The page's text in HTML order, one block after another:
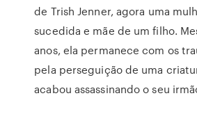
de Trish Jenner, agora uma
sucedida e mãe de um filho.
anos, ela permanece com os
pela perseguição de uma
acabou assassinando o seu